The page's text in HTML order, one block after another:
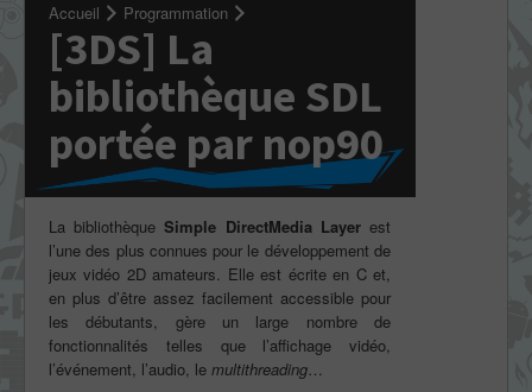
Accueil Programmation
[3DS] La
bibliothèque SDL
portée par nop90
La bibliothèqueSimple DirectMedia Layerest
l’une des plus connues pour le développement de
jeux vidéo 2D amateurs. Elle est écrite en C et,
en plus d’être assez facilement accessible pour
les débutants, gère un large nombre de
fonctionnalités telles que l’affichage vidéo,
l’événement, l’audio, le multithreading…